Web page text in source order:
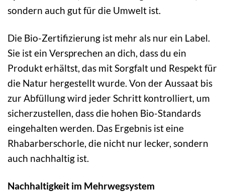
sondern auch gut für die Umwelt ist.
Die Bio-Zertifizierung ist mehr als nur ein Label.
Sie ist ein Versprechen an dich, dass du ein
Produkt erhältst, das mit Sorgfalt und Respekt für
die Natur hergestellt wurde. Von der Aussaat bis
zur Abfüllung wird jeder Schritt kontrolliert, um
sicherzustellen, dass die hohen Bio-Standards
eingehalten werden. Das Ergebnis ist eine
Rhabarberschorle, die nicht nur lecker, sondern
auch nachhaltig ist.
Nachhaltigkeit im Mehrwegsystem